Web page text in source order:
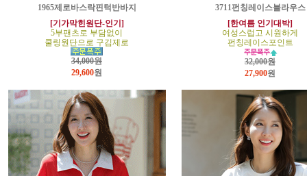
1965제로바스락핀턱반바지
[기가막힌원단-인기]
5부팬츠로 부담없이
쿨링원단으로 구김제로
34,000원
29,600원
3711펀칭레이스블라우스
[한여름 인기대박]
여성스럽고 시원하게
펀칭레이스포인트
32,000원
27,900원